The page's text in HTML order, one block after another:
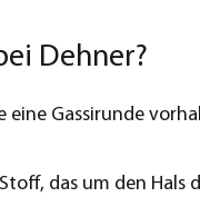
Dehner?
Gassirunde
das um den Hals